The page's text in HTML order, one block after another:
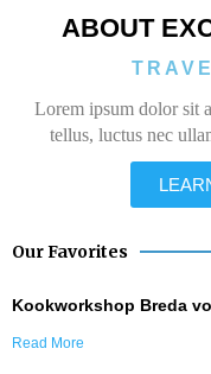
ABOUT
Lorem ipsum dolor sit
tellus, luctus nec
Our Favorites
Kookworkshop Breda
Read More